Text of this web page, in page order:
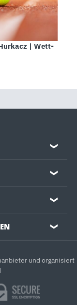
| Wett-
❯
❯
❯
❯
und organisiert